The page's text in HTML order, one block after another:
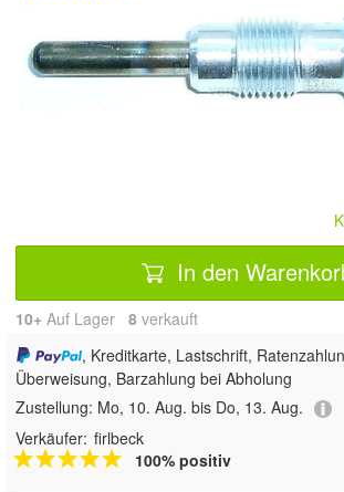
Doppelt antippen zum
vergrößern
In den
10+ Auf Lager 8 verkauft
, Kreditkarte, Lastschrift,
Überweisung, Barzahlung bei Abholung
Zustellung: Mo, 10. Aug. bis Do, 13. Aug.
Verkäufer: firlbeck
100% positiv